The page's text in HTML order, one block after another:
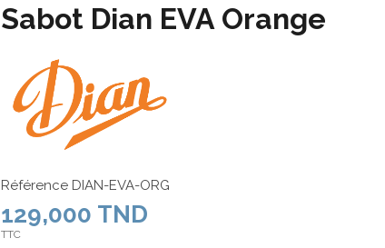
Sabot Dian EVA Orange
Référence DIAN-EVA-ORG
129,000 TND
TTC